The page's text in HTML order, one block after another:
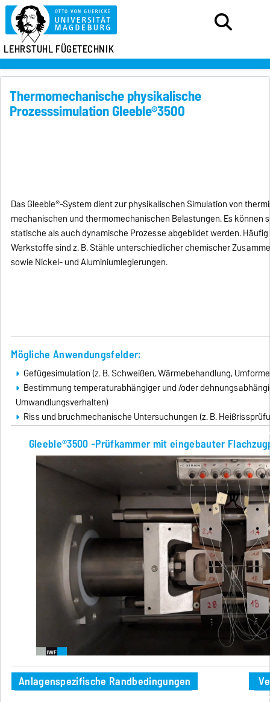
LEHRSTUHL FÜGETECHNIK
Thermomechanische physikalische
Prozesssimulation Gleeble®3500
Das Gleeble®-System dient zur physikalischen Simulation von
mechanischen und thermomechanischen Belastungen. Es können
statische als auch dynamische Prozesse abgebildet werden.
Werkstoffe sind z. B. Stähle unterschiedlicher chemischer
sowie Nickel- und Aluminiumlegierungen.
Mögliche Anwendungsfelder:
Gefügesimulation (z. B. Schweißen, Wärmebehandlung,
Bestimmung temperaturabhängiger und /oder
Umwandlungsverhalten)
Riss und bruchmechanische Untersuchungen (z. B.
Gleeble®3500 -Prüfkammer mit eingebauter
Anlagenspezifische Randbedingungen